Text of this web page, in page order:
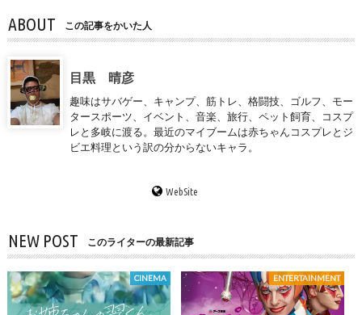
ABOUT この記事をかいた人
目黒 晴彦
趣味はサバゲー、キャンプ、筋トレ、格闘技、ゴルフ、モー
タースポーツ、イベント、音楽、旅行、ペット飼育、コスプ
レと多岐に渡る。最近のマイブームは赤ちゃんコスプレとジ
ビエ料理という訳の分からないキャラ。
WebSite
NEW POST このライターの最新記事
CINEMA ENTERTAINMENT